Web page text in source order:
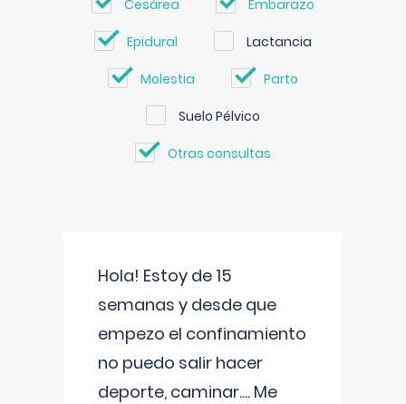
Cesárea Embarazo
Epidural Lactancia
Molestia Parto
Suelo Pélvico
Otras consultas
Hola! Estoy de 15
semanas y desde que
empezo el confinamiento
no puedo salir hacer
deporte, caminar.... Me